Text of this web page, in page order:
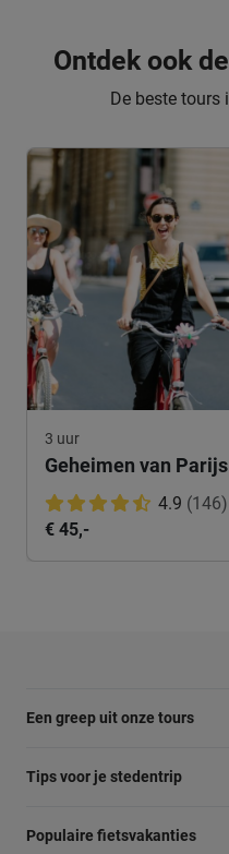
Ontdek ook
De beste tours
3 uur
4.9 (146)
€ 45,-
Een greep uit onze tours
Barcelona Panorama tour
Dublin fietstour
Tips voor je stedentrip
Wat te doen in Amsterdam
Populaire fietsvakanties